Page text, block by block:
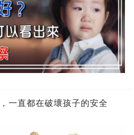
一直都在破壞孩子的安全